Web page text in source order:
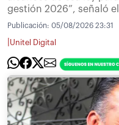
gestión 2026”, señaló
Publicación: 05/08/2026 23:31
Unitel Digital